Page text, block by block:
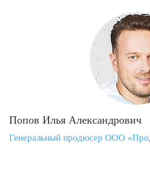
Попов Илья Александрович
Генеральный продюсер ООО